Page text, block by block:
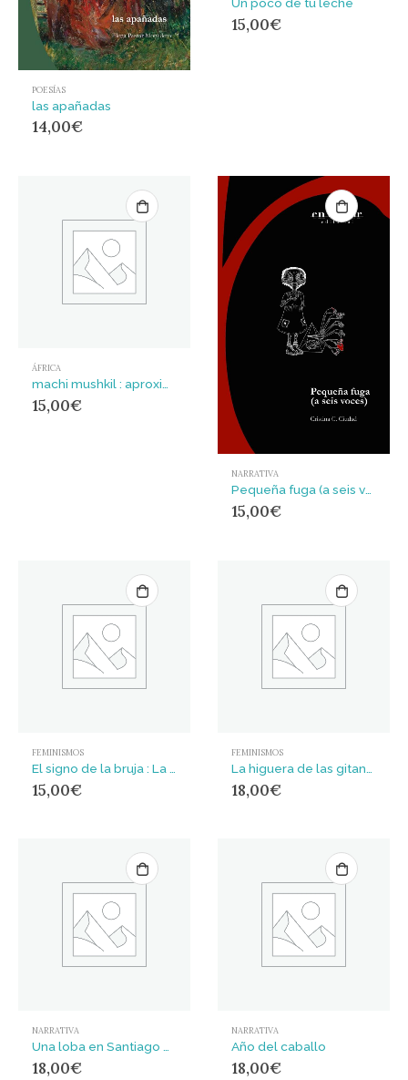
POESÍAS
las apañadas
14,00€
15,00€
ÁFRICA
machi mushkil : aproximaciones al destino magrebí
15,00€
NARRATIVA
Pequeña fuga (a seis voces)
15,00€
FEMINISMOS
15,00€
FEMINISMOS
18,00€
NARRATIVA
Una loba en Santiago Rodríguez
18,00€
NARRATIVA
Año del caballo
18,00€